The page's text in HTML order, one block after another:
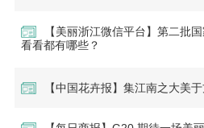
【美丽浙江微信平台】第二批
看看都有哪些？
【中国花卉报】集江南之大美